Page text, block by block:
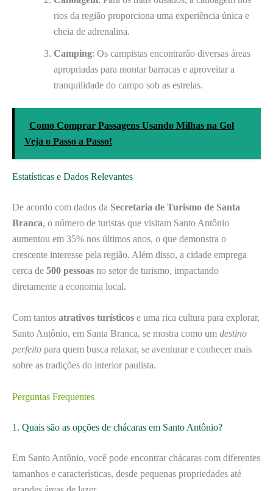
rios da região proporciona uma experiência única e
cheia de adrenalina.
Camping: Os campistas encontrarão diversas áreas
apropriadas para montar barracas e aproveitar a
tranquilidade do campo sob as estrelas.
Como Comprar Passagens Usando Milhas na Gol
Veja o Passo a Passo!
Estatísticas e Dados Relevantes
De acordo com dados da Secretaria de Turismo de Santa
Branca, o número de turistas que visitam Santo Antônio
aumentou em 35% nos últimos anos, o que demonstra o
crescente interesse pela região. Além disso, a cidade emprega
cerca de 500 pessoas no setor de turismo, impactando
diretamente a economia local.
Com tantos atrativos turísticos e uma rica cultura para explorar,
Santo Antônio, em Santa Branca, se mostra como um destino
perfeito para quem busca relaxar, se aventurar e conhecer mais
sobre as tradições do interior paulista.
Perguntas Frequentes
1. Quais são as opções de chácaras em Santo Antônio?
Em Santo Antônio, você pode encontrar chácaras com diferentes
tamanhos e características, desde pequenas propriedades até